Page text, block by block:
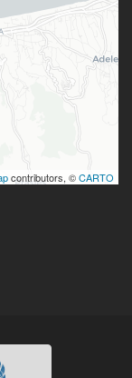
contributors, ©CARTO
tab και
θα οδηγήσει σε